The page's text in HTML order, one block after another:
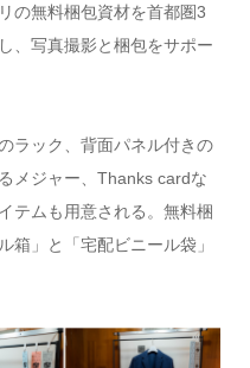
の無料梱包資材を首都圏3
、写真撮影と梱包をサポー
ラック、背面パネル付きの
メジャー、Thanks cardな
テムも用意される。無料梱
箱」と「宅配ビニール袋」